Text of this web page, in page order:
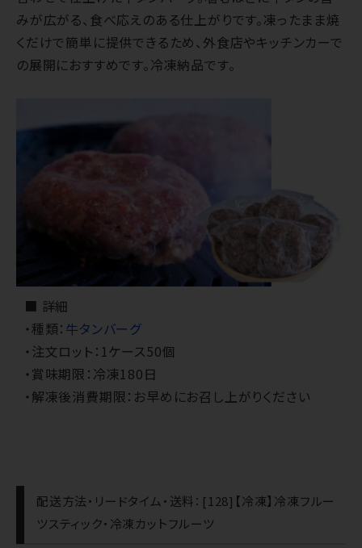
みが広がる、食べ応えのある仕上がりです。凍ったまま焼
くだけで簡単に提供できるため、外食店やキッチンカーで
の展開におすすめです。冷凍納品です。
■ 詳細
・種類： 牛タンバーグ
・注文ロット：1ケース50個
・賞味期限：冷凍180日
・解凍後消費期限：お早めにお召し上がりください
配送方法・リードタイム・送料：[128]【冷凍】冷凍フルー
ツスティック・冷凍カットフルーツ